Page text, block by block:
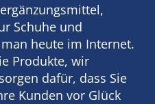
Schuhe und
heute im Internet.
Produkte, wir
dafür, dass Sie
Kunden vor Glück